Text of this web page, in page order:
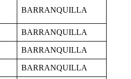
BARRANQUILLA
BARRANQUILLA
BARRANQUILLA
BARRANQUILLA